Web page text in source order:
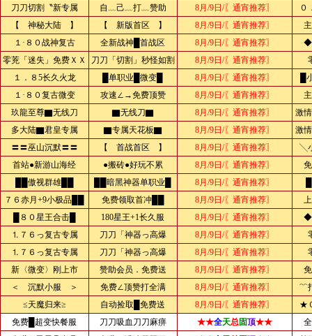
刀刀切割〝新专属
自﹏己﹏打﹏赞助 8月/9日/〖通宵推荐〗
０
【 神秘大陆 】
【 新版首区 】 8月/9日/〖通宵推荐〗
１·８０战神复古
全新战神█首战区 8月/9日/〖通宵推荐〗
◆
零茺「迷失」免费ＸＸ
刀刀「切割」秒怪如割 8月/9日/〖通宵推荐〗
１．８5长久火龙
█单职业█微变█ 8月/9日/〖通宵推荐〗
█
１·８０复古微变
攻速∠→免费顶赞 8月/9日/〖通宵推荐〗
玖龍至尊▇无线刀
▇无线刀▇ 8月/9日/〖通宵推荐〗
激
多大陆▇君皇专属
▇专属天花板▇ 8月/9日/〖通宵推荐〗
激
〓〓巫山沉默〓〓
【 首战首区 】 8月/9日/〖通宵推荐〗
╲
首站●新游山海经
●搬砖●好玩不累 8月/9日/〖通宵推荐〗
██傲视群雄██
██暗黑神器单职业█ 8月/9日/〖通宵推荐〗
７６赤月+9小极品██
免费领取首冲██ 8月/9日/〖通宵推荐〗
█８０星王合击█
180星王+1长久服 8月/9日/〖通宵推荐〗
◆
⒈７６っ复古专属
刀刀「神器っ高爆 8月/9日/〖通宵推荐〗
⒈７６っ复古专属
刀刀「神器っ高爆 8月/9日/〖通宵推荐〗
新〈微变〉刚上市
赞助会员．免费送 8月/9日/〖通宵推荐〗
＜ 沉默小服 ＞
免费∠顶赞打全满 8月/9日/〖通宵推荐〗
﹌
≤天魔归来≥
自动捡取█免费送 8月/9日/〖通宵推荐〗
★
免费█超变快餐服
刀刀吸血刀刀麻痹 ★★全天总固顶★★